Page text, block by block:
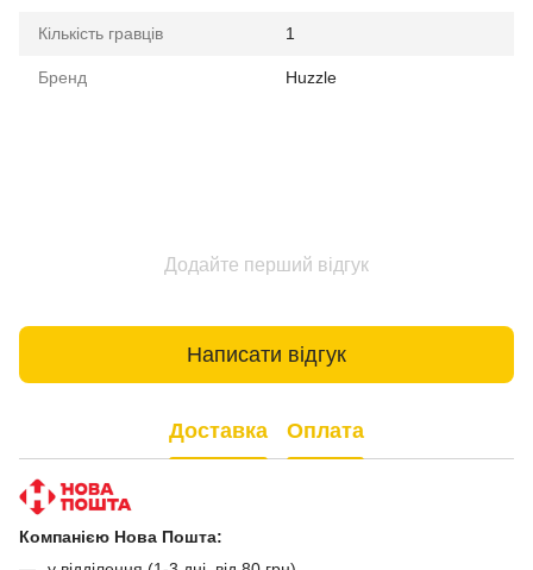
Кількість гравців 1
Бренд Huzzle
Додайте перший відгук
Написати відгук
Доставка Оплата
Компанією Нова Пошта: